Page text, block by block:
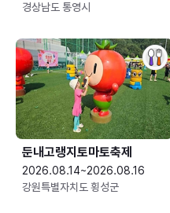
경상남도 통영시
둔내고랭지토마토축제
2026.08.14~2026.08.16
강원특별자치도 횡성군